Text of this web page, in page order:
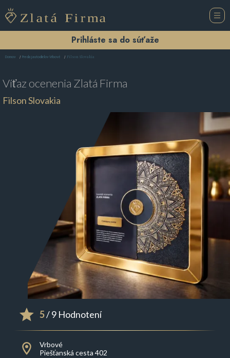
Prihláste sa do súťaže
Domov Predaj autodielov Vrbové Filson Slovakia
Víťaz ocenenia Zlatá Firma
Filson Slovakia
5/ 9 Hodnotení
Vrbové
Piešťanská cesta 402